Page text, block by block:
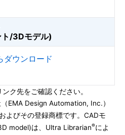
/3Dモデル)
ダウンロード
ク先をご確認ください。
EMA Design Automation, Inc.）
よびその登録商標です。CADモ
model)は、Ultra Librarian®によ